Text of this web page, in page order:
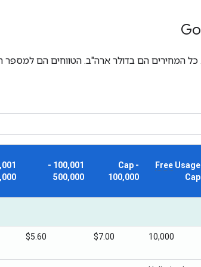
Free Usage
Cap
Cap -
100,000
100,001 -
500,000
10,000
$7.00
$5.60